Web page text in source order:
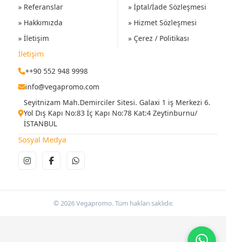
» Referanslar
» Hakkımızda
» İletişim
» İptal/İade Sözleşmesi
» Hizmet Sözleşmesi
» Çerez / Politikası
İletişim
++90 552 948 9998
info@vegapromo.com
Seyitnizam Mah.Demirciler Sitesi. Galaxi 1 iş Merkezi 6.
Yol Dış Kapı No:83 İç Kapı No:78 Kat:4 Zeytinburnu/
İSTANBUL
Sosyal Medya
© 2026 Vegapromo. Tüm hakları saklıdır.